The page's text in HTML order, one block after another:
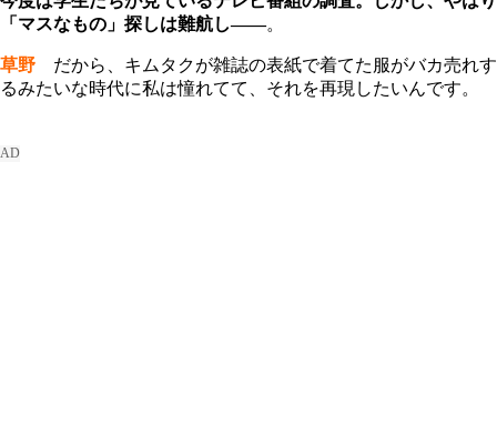
「マスなもの」探しは難航し――。
草野 だから、キムタクが雑誌の表紙で着てた服がバカ売れす
るみたいな時代に私は憧れてて、それを再現したいんです。